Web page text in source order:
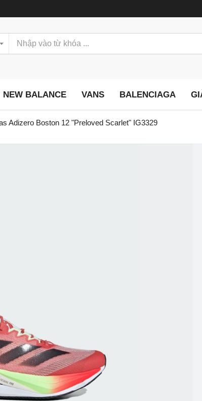
NEW BALANCE VANS BALENCIAGA
Adizero Boston 12 "Preloved Scarlet" IG3329